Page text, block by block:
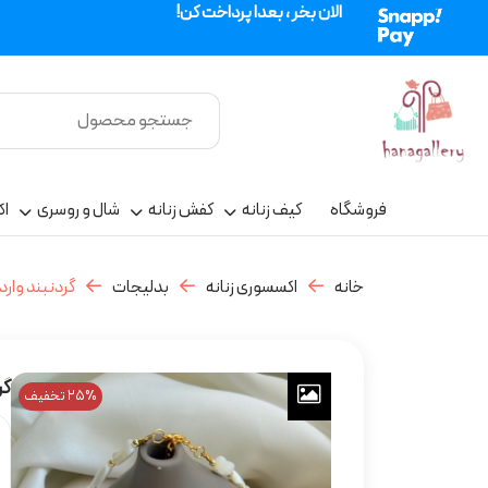
الان بخر ، بعدا پرداخت کن!
فروشگاه کیف زنانه کفش زنانه شال و روسری
خانه اکسسوری زنانه بدلیجات گردنبند
25% تخفیف